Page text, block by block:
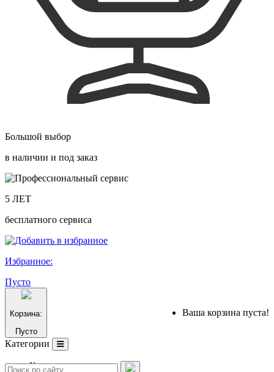
Большой выбор
в наличии и под заказ
5 ЛЕТ
бесплатного сервиса
Избранное:
Пусто
Корзина:
Пусто
Ваша корзина пуста!
Категории
Каталог